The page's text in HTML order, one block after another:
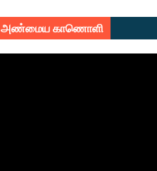
அண்மைய காணொளி